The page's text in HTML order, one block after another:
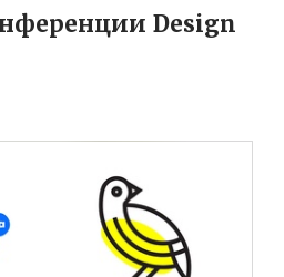
Design